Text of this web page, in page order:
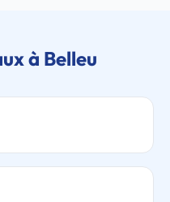
à Belleu